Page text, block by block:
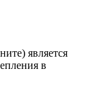
является
в